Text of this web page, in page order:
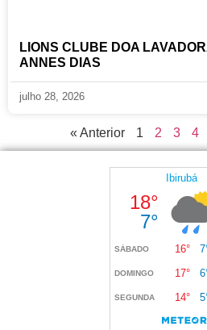
LIONS CLUBE DOA
ANNES DIAS
julho 28, 2026
« Anterior 1 2 3 4